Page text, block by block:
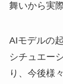
舞いから実
AIモデルの
シチュエー
り、今後様